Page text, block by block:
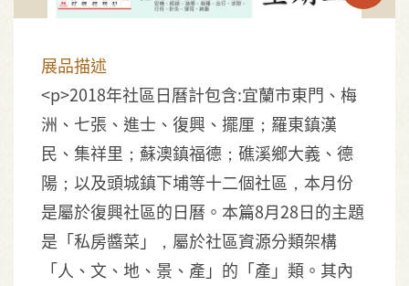
展品描述
<p>2018年社區日曆計包含:宜蘭市東門、梅
洲、七張、進士、復興、擺厘；羅東鎮漢
民、集祥里；蘇澳鎮福德；礁溪鄉大義、德
陽；以及頭城鎮下埔等十二個社區，本月份
是屬於復興社區的日曆。本篇8月28日的主題
是「私房醬菜」，屬於社區資源分類架構
「人、文、地、景、產」的「產」類。其內